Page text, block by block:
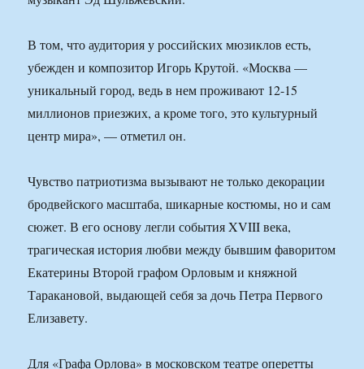
В том, что аудитория у российских мюзиклов есть,
убежден и композитор Игорь Крутой. «Москва —
уникальный город, ведь в нем проживают 12-15
миллионов приезжих, а кроме того, это культурный
центр мира», — отметил он.
Чувство патриотизма вызывают не только декорации
бродвейского масштаба, шикарные костюмы, но и сам
сюжет. В его основу легли события XVIII века,
трагическая история любви между бывшим фаворитом
Екатерины Второй графом Орловым и княжной
Таракановой, выдающей себя за дочь Петра Первого
Елизавету.
Для «Графа Орлова» в московском театре оперетты